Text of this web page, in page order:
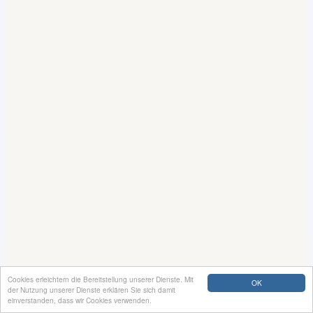
OK
Cookies erleichtern die Bereitstellung unserer Dienste. Mit
der Nutzung unserer Dienste erklären Sie sich damit
einverstanden, dass wir Cookies verwenden.